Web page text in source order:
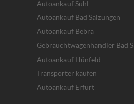
Autoankauf Suhl
Autoankauf Bad Salzungen
Autoankauf Bebra
Gebrauchtwagenhändler Bad
Autoankauf Hünfeld
Transporter kaufen
Autoankauf Erfurt